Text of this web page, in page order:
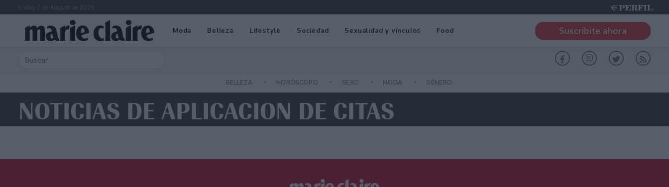
Friday 7 de August de 2026
Moda Belleza Lifestyle Sociedad Sexualidad y vínculos Food Suscribite ahora
BELLEZA HORÓSCOPO SEXO MODA GÉNERO
NOTICIAS DE APLICACION DE CITAS